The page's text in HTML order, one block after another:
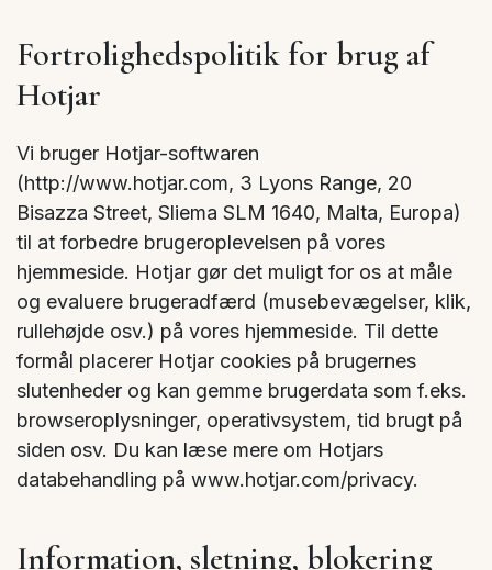
Fortrolighedspolitik for brug af
Hotjar
Vi bruger Hotjar-softwaren
(http://www.hotjar.com, 3 Lyons Range, 20
Bisazza Street, Sliema SLM 1640, Malta, Europa)
til at forbedre brugeroplevelsen på vores
hjemmeside. Hotjar gør det muligt for os at måle
og evaluere brugeradfærd (musebevægelser, klik,
rullehøjde osv.) på vores hjemmeside. Til dette
formål placerer Hotjar cookies på brugernes
slutenheder og kan gemme brugerdata som f.eks.
browseroplysninger, operativsystem, tid brugt på
siden osv. Du kan læse mere om Hotjars
databehandling på www.hotjar.com/privacy.
Information, sletning, blokering